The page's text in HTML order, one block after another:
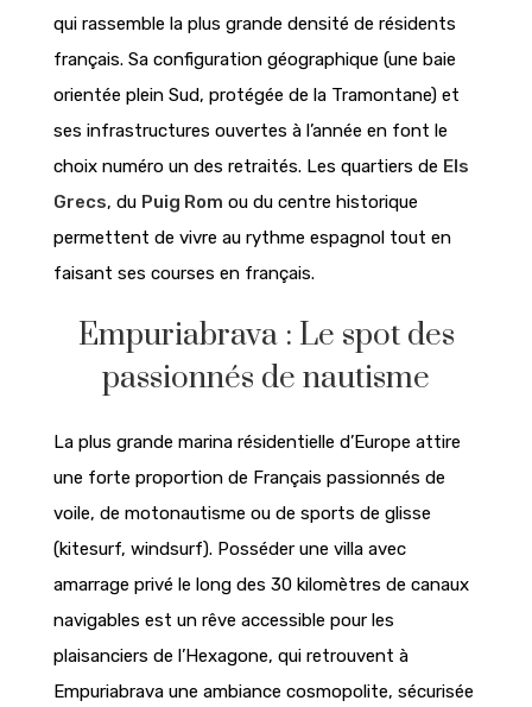
qui rassemble la plus grande densité de résidents
français. Sa configuration géographique (une baie
orientée plein Sud, protégée de la Tramontane) et
ses infrastructures ouvertes à l’année en font le
choix numéro un des retraités. Les quartiers de Els
Grecs, du Puig Rom ou du centre historique
permettent de vivre au rythme espagnol tout en
faisant ses courses en français.
Empuriabrava : Le spot des
passionnés de nautisme
La plus grande marina résidentielle d’Europe attire
une forte proportion de Français passionnés de
voile, de motonautisme ou de sports de glisse
(kitesurf, windsurf). Posséder une villa avec
amarrage privé le long des 30 kilomètres de canaux
navigables est un rêve accessible pour les
plaisanciers de l’Hexagone, qui retrouvent à
Empuriabrava une ambiance cosmopolite, sécurisée